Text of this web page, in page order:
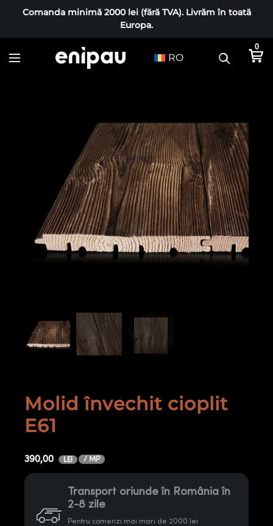
Comanda minimă 2000 lei (fără TVA). Livrăm în toată
Europa.
RO
0
Molid învechit cioplit
E61
390,00 LEI / MP
Transport oriunde în România în
2-8 zile
Pentru comenzi mai mari de 2000 lei